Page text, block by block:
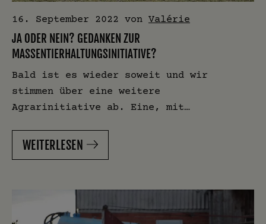
16. September 2022 von Valérie
JA ODER NEIN? GEDANKEN ZUR
MASSENTIERHALTUNGSINITIATIVE?
Bald ist es wieder soweit und wir
stimmen über eine weitere
Agrarinitiative ab. Eine, mit…
WEITERLESEN